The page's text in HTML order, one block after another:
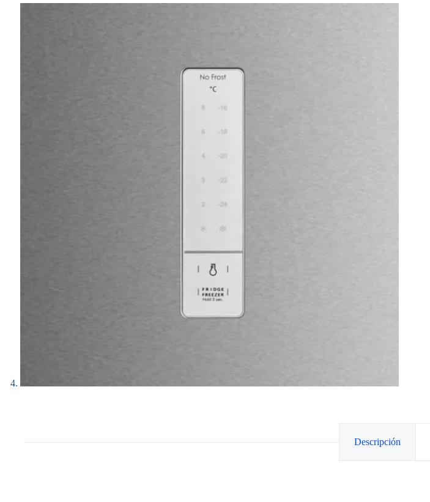
Descripción